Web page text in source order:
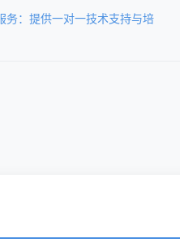
务：提供一对一技术支持与培